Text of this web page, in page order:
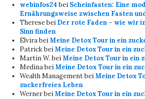
webinfos24 bei Scheinfasten: Eine
Ernährungsweise zwischen Fasten
Theresebei Der rote Faden – wie wir
Sinn finden
ElvirabeiMeine Detox Tour in ein
PatrickbeiMeine Detox Tour in ein
Martin W. beiMeine Detox Tour in ein
MedinabeiMeine Detox Tour in ein
Wealth ManagementbeiMeine Detox
zuckerfreies Leben
WernerbeiMeine Detox Tour in ein